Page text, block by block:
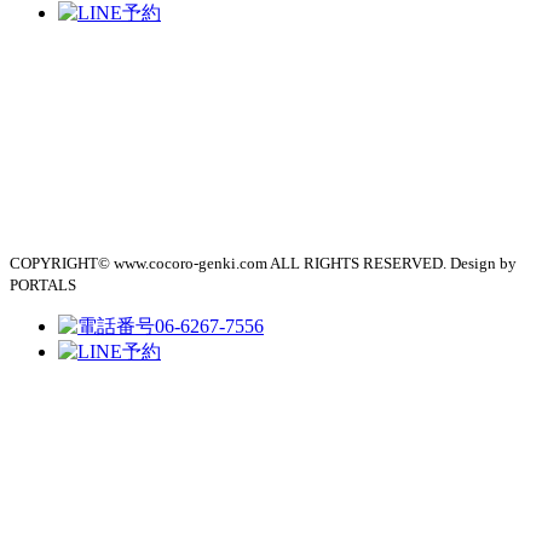
COPYRIGHT© www.cocoro-genki.com ALL RIGHTS RESERVED. Design by
PORTALS